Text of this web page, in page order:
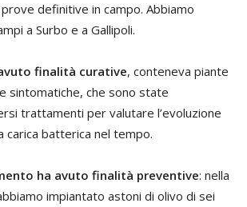
definitive in campo. Abbiamo
a Surbo e a Gallipoli.
finalità curative, conteneva piante
sintomatiche, che sono state
trattamenti per valutare l’evoluzione
carica batterica nel tempo.
ha avuto finalità preventive: nella
impiantato astoni di olivo di sei